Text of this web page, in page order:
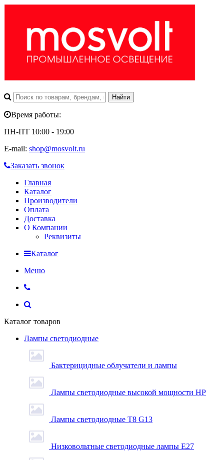
Время работы:
ПН-ПТ 10:00 - 19:00
E-mail: shop@mosvolt.ru
Заказать звонок
Главная
Каталог
Производители
Оплата
Доставка
О Компании
Реквизиты
Каталог
Меню
Каталог товаров
Лампы светодиодные
Бактерицидные облучатели и лампы
Лампы светодиодные высокой мощности HP
Лампы светодиодные Т8 G13
Низковольтные светодиодные лампы E27